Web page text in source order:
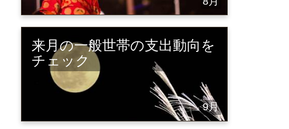
来月の一般世帯の支出動向を
チェック
9月